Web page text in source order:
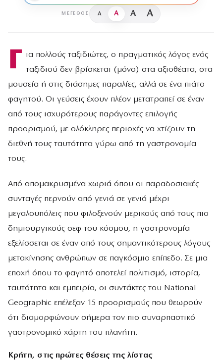
ΜΈΓΕΘΟΣ A A A A
Γ ια πολλούς ταξιδιώτες, ο πραγματικός λόγος ενός
ταξιδιού δεν βρίσκεται (μόνο) στα αξιοθέατα, στα
μουσεία ή στις διάσημες παραλίες, αλλά σε ένα πιάτο
φαγητού. Οι γεύσεις έχουν πλέον μετατραπεί σε έναν
από τους ισχυρότερους παράγοντες επιλογής
προορισμού, με ολόκληρες περιοχές να χτίζουν τη
διεθνή τους ταυτότητα γύρω από τη γαστρονομία
τους.
Από απομακρυσμένα χωριά όπου οι παραδοσιακές
συνταγές περνούν από γενιά σε γενιά μέχρι
μεγαλουπόλεις που φιλοξενούν μερικούς από τους πιο
δημιουργικούς σεφ του κόσμου, η γαστρονομία
εξελίσσεται σε έναν από τους σημαντικότερους λόγους
μετακίνησης ανθρώπων σε παγκόσμιο επίπεδο. Σε μια
εποχή όπου το φαγητό αποτελεί πολιτισμό, ιστορία,
ταυτότητα και εμπειρία, οι συντάκτες του National
Geographic επέλεξαν 15 προορισμούς που θεωρούν
ότι διαμορφώνουν σήμερα τον πιο συναρπαστικό
γαστρονομικό χάρτη του πλανήτη.
Κρήτη, στις πρώτες θέσεις της λίστας